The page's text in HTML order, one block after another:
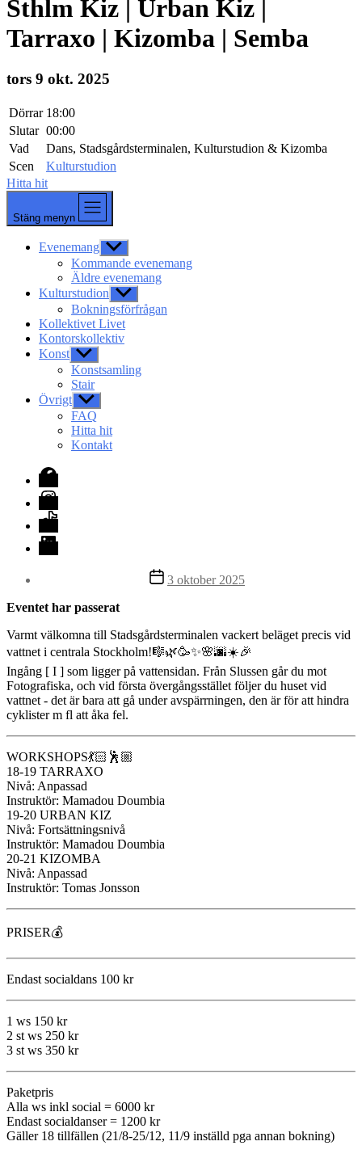
Sthlm Kiz | Urban Kiz |
Tarraxo | Kizomba | Semba
tors 9 okt. 2025
Dörrar 18:00
Slutar 00:00
Vad
Dans, Stadsgårdsterminalen, Kulturstudion & Kizomba
Scen
Kulturstudion
Hitta hit
Stäng menyn
Evenemang Visa
undermeny
Kommande evenemang
Äldre evenemang
Kulturstudion Visa
undermeny
Bokningsförfrågan
Kollektivet Livet
Kontorskollektiv
Konst Visa
undermeny
Konstsamling
Stair
Övrigt Visa
undermeny
FAQ
Hitta hit
Kontakt
Facebook
Instagram
TikTok
LinkedIn
Inläggsdatum
3 oktober 2025
Eventet har passerat
Varmt välkomna till Stadsgårdsterminalen vackert beläget precis vid
vattnet i centrala Stockholm!🎼🌿🥳✨🌸🌆☀️🎉
Ingång [ I ] som ligger på vattensidan. Från Slussen går du mot
Fotografiska, och vid första övergångsstället följer du huset vid
vattnet - det är bara att gå under avspärrningen, den är för att hindra
cyklister m fl att åka fel.
WORKSHOPS💃🏻🕺🏼
18-19 TARRAXO
Nivå: Anpassad
Instruktör: Mamadou Doumbia
19-20 URBAN KIZ
Nivå: Fortsättningsnivå
Instruktör: Mamadou Doumbia
20-21 KIZOMBA
Nivå: Anpassad
Instruktör: Tomas Jonsson
PRISER💰
Endast socialdans 100 kr
1 ws 150 kr
2 st ws 250 kr
3 st ws 350 kr
Paketpris
Alla ws inkl social = 6000 kr
Endast socialdanser = 1200 kr
Gäller 18 tillfällen (21/8-25/12, 11/9 inställd pga annan bokning)